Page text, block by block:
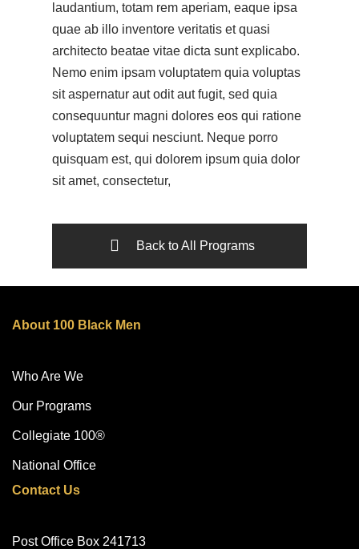
laudantium, totam rem aperiam, eaque ipsa
quae ab illo inventore veritatis et quasi
architecto beatae vitae dicta sunt explicabo.
Nemo enim ipsam voluptatem quia voluptas
sit aspernatur aut odit aut fugit, sed quia
consequuntur magni dolores eos qui ratione
voluptatem sequi nesciunt. Neque porro
quisquam est, qui dolorem ipsum quia dolor
sit amet, consectetur,
Back to All Programs
About 100 Black Men
Who Are We
Our Programs
Collegiate 100®
National Office
Contact Us
Post Office Box 241713